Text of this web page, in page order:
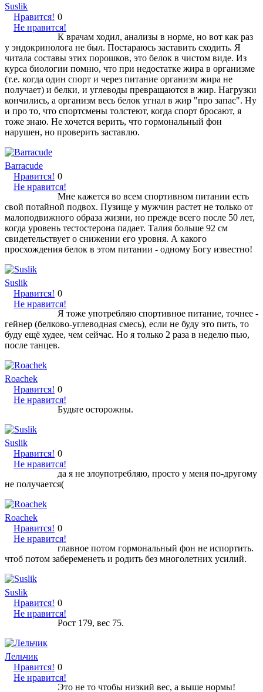
Suslik
Нравится!
Не нравится!
0
К врачам ходил, анализы в норме, но вот как раз
у эндокринолога не был. Постараюсь заставить сходить. Я
читала составы этих порошков, это белок в чистом виде. Из
курса биологии помню, что при недостатке жира в организме
(т.е. когда один спорт и через питание организм жира не
получает) и белки, и углеводы превращаются в жир. Нагрузки
кончились, а организм весь белок угнал в жир "про запас". Ну
и про то, что спортсмены толстеют, когда спорт бросают, я
тоже знаю. Не хочется верить, что гормональный фон
нарушен, но проверить заставлю.
Barracude
Нравится!
Не нравится!
0
Мне кажется во всем спортивном питании есть
свой потайной подвох. Пузище у мужчин растет не только от
малоподвижного образа жизни, но прежде всего после 50 лет,
когда уровень тестостерона падает. Талия больше 92 см
свидетельствует о снижении его уровня. А какого
просхождения белок в этом питании - одному Богу известно!
Suslik
Нравится!
Не нравится!
0
Я тоже употребляю спортивное питание, точнее -
гейнер (белково-углеводная смесь), если не буду это пить, то
буду ещё худее, чем сейчас. Но я только 2 раза в неделю пью,
после танцев.
Roachek
Нравится!
Не нравится!
0
Будьте осторожны.
Suslik
Нравится!
Не нравится!
0
да я не злоупотребляю, просто у меня по-другому
не получается(
Roachek
Нравится!
Не нравится!
0
главное потом гормональный фон не испортить.
чтоб потом забеременеть и родить без многолетних усилий.
Suslik
Нравится!
Не нравится!
0
Рост 179, вес 75.
Лельчик
Нравится!
Не нравится!
0
Это не то чтобы низкий вес, а выше нормы!